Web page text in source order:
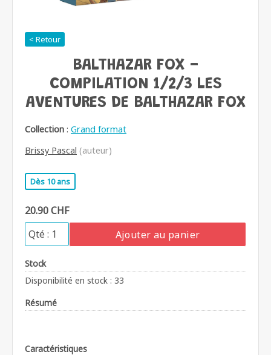
< Retour
BALTHAZAR FOX -
COMPILATION 1/2/3 LES
AVENTURES DE BALTHAZAR FOX
Collection : Grand format
Brissy Pascal (auteur)
Dès 10 ans
20.90 CHF
Ajouter au panier
Stock
Disponibilité en stock : 33
Résumé
Caractéristiques